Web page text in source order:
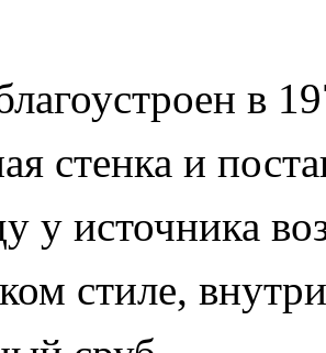
в
стенка и
у источника
стиле,